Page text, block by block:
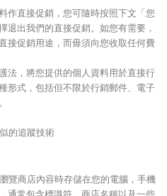
作直接促銷，您可隨時按照下文「您
退出我們的直接促銷。如您有需要，
接促銷用途，而毋須向您收取任何費
法，將您提供的個人資料用於直接行
形式，包括但不限於行銷郵件、電子
的追蹤技術
覽商店內容時存儲在您的電腦，手機